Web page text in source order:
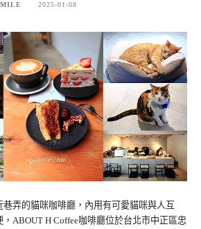
2025-01-08
弄的貓咪咖啡廳，內用有可愛貓咪與人互
ABOUT H Coffee咖啡廳位於台北市中正區忠